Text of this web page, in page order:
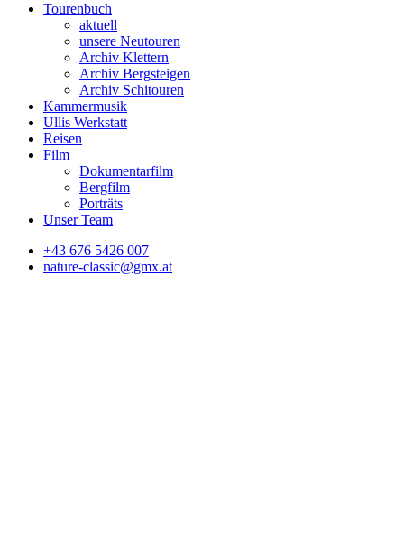
Tourenbuch
aktuell
unsere Neutouren
Archiv Klettern
Archiv Bergsteigen
Archiv Schitouren
Kammermusik
Ullis Werkstatt
Reisen
Film
Dokumentarfilm
Bergfilm
Porträts
Unser Team
+43 676 5426 007
nature-classic@gmx.at